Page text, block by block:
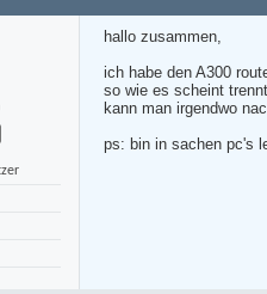
hallo zusammen,
ich habe den A300
so wie es scheint
kann man irgendwo
ps: bin in sachen pc's